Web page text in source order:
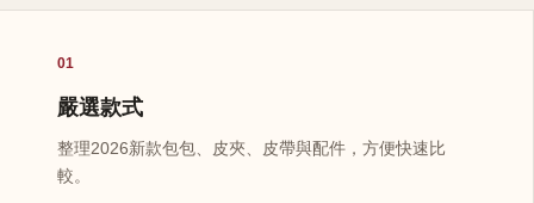
01
嚴選款式
整理2026新款包包、皮夾、皮帶與配件，方便快速比
較。